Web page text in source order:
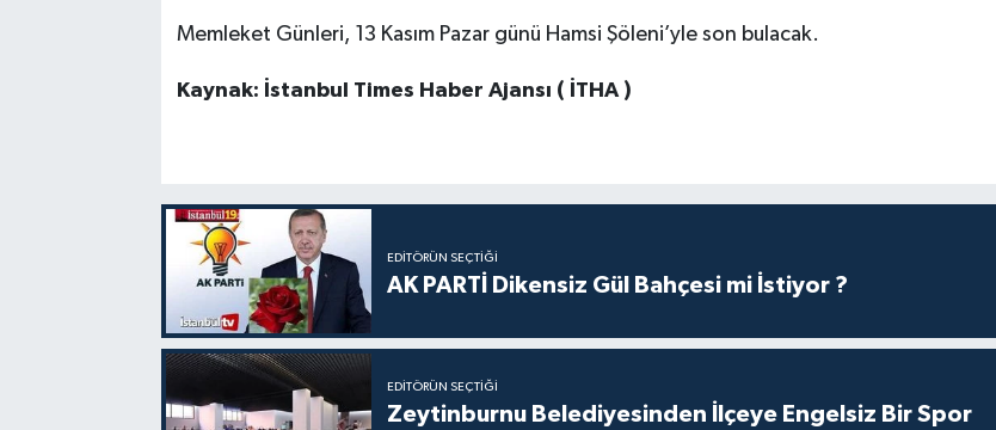
Memleket Günleri, 13 Kasım Pazar günü Hamsi Şöleni’yle son bulacak.
Kaynak: İstanbul Times Haber Ajansı ( İTHA )
EDITÖRÜN SEÇTIĞI
AK PARTİ Dikensiz Gül Bahçesi mi İstiyor ?
EDITÖRÜN SEÇTIĞI
Zeytinburnu Belediyesinden İlçeye Engelsiz Bir Spor